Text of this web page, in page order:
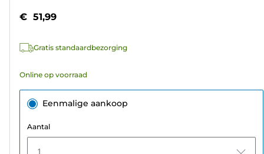
sterren.
beoordelingen
€ 51,99
Gratis standaardbezorging
Online op voorraad
Eenmalige aankoop
Aantal
1